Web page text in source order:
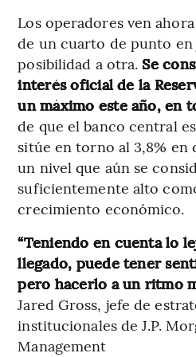
Los operadores ven
de un cuarto de punto
posibilidad a otra. Se
interés oficial de la
un máximo este año, en
de que el banco central
sitúe en torno al 3,8% en
un nivel que aún se
suficientemente alto
crecimiento económico.
“Teniendo en cuenta lo
llegado, puede tener
pero hacerlo a un ritmo
Jared Gross, jefe de
institucionales de J.P.
Management